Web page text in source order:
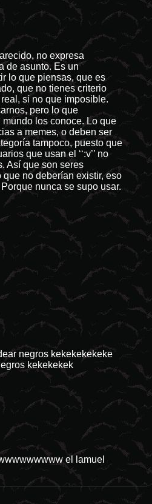
no expresa
de asunto. Es un
lo que piensas, que es
que no tienes criterio
si no que imposible.
pero lo que
los conoce. Lo que
a memes, o deben ser
tampoco, puesto que
que usan el ‘‘:v’’ no
Así que son seres
no deberían existir, eso
nunca se supo usar.
negros kekekekekeke
kekekekek
el lamuel